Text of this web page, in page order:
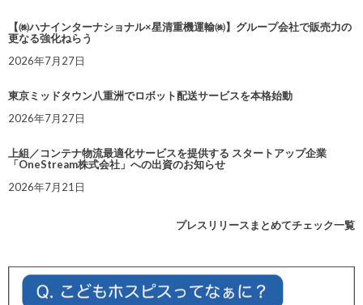
【㈱ハナインターナショナル×星清重機運輸㈱】グループ会社で販売力の
更なる強化ねらう
2026年7月27日
東京ミッドタウン八重洲でロボット配送サービスを本格始動
2026年7月27日
上組／コンテナ物流最適化サービスを提供する スタートアップ企業
「OneStream株式会社」への出資のお知らせ
2026年7月21日
プレスリリースまとめてチェック一覧